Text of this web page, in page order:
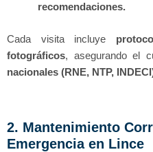
recomendaciones.
Cada visita incluye
fotográficos, asegurando el
nacionales (RNE, NTP,
2. Mantenimiento
Emergencia en Lince